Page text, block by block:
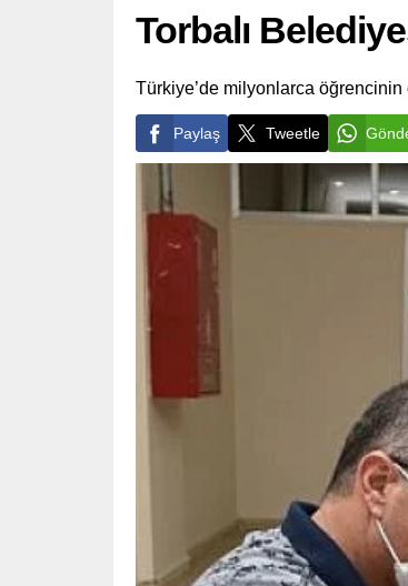
Torbalı
Türkiye’de milyonlarca öğrencinin
Paylaş Tweetle